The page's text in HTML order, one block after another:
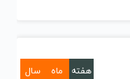
هفته ماه سال